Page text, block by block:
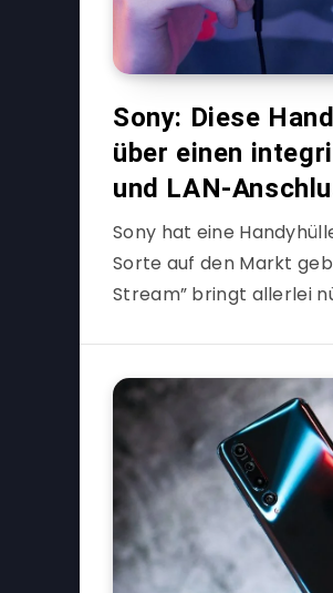
Sony: Diese
über einen
und LAN-
Sony hat eine
Sorte auf den Markt
Stream” bringt allerlei